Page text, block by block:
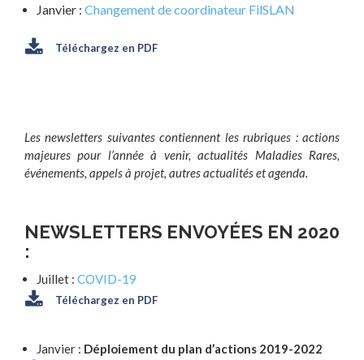
Janvier : Changement de coordinateur FilSLAN
Téléchargez en PDF
Les newsletters suivantes contiennent les rubriques : actions
majeures pour l’année à venir, actualités Maladies Rares,
événements, appels à projet, autres actualités et agenda.
NEWSLETTERS ENVOYÉES EN 2020
:
Juillet : COVID-19
Téléchargez en PDF
Janvier : Déploiement du plan d’actions 2019-2022